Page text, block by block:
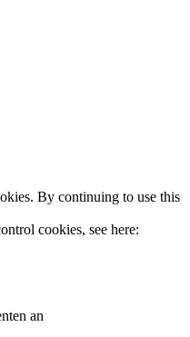
By continuing to use this
cookies, see here:
an